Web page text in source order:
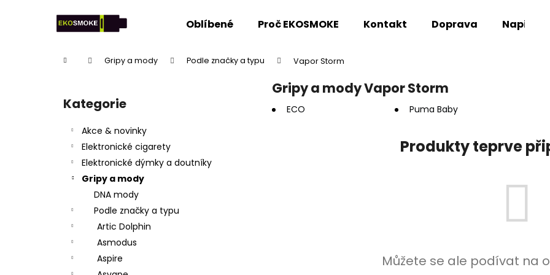
Oblíbené Proč EKOSMOKE Kontakt Doprava Napište
Domů Gripy a mody Podle značky a typu Vapor Storm
Přeskočit
kategorie
Kategorie
Akce & novinky
Elektronické cigarety
Elektronické dýmky a doutníky
Gripy a mody
DNA mody
Podle značky a typu
Artic Dolphin
Asmodus
Aspire
Gripy a mody Vapor Storm
ECO Puma Baby
Produkty teprve
Můžete se ale podívat na
Zpět
Zpět
Co potřebujete najít?
HLEDAT